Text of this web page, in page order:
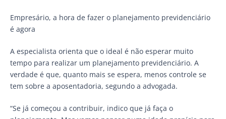
Empresário, a hora de fazer o planejamento previdenciário
é agora
A especialista orienta que o ideal é não esperar muito
tempo para realizar um planejamento previdenciário. A
verdade é que, quanto mais se espera, menos controle se
tem sobre a aposentadoria, segundo a advogada.
“Se já começou a contribuir, indico que já faça o